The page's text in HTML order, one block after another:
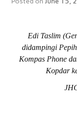
Edi Taslim
didampingi
Kompas Phone
Kopdar